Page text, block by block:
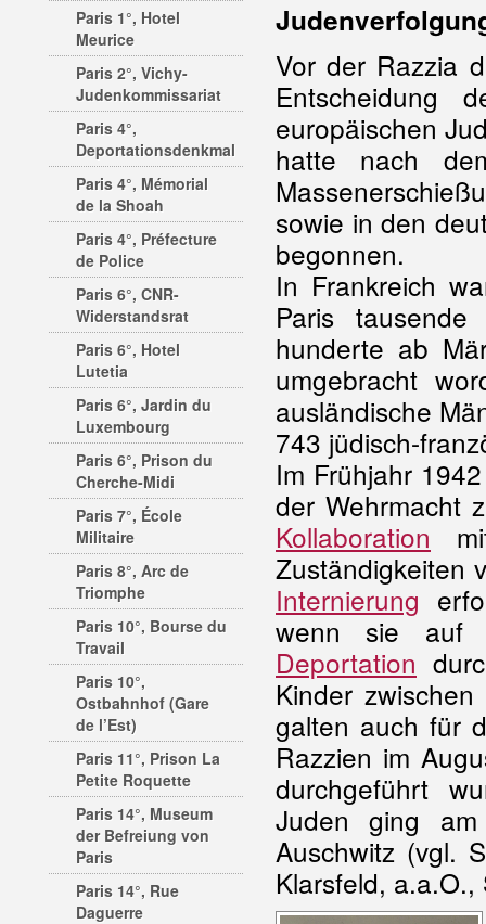
Paris 1°, Hotel
Meurice
Paris 2°, Vichy-
Judenkommissariat
Paris 4°,
Deportationsdenkmal
Paris 4°, Mémorial
de la Shoah
Paris 4°, Préfecture
de Police
Paris 6°, CNR-
Widerstandsrat
Paris 6°, Hotel
Lutetia
Paris 6°, Jardin du
Luxembourg
Paris 6°, Prison du
Cherche-Midi
Paris 7°, École
Militaire
Paris 8°, Arc de
Triomphe
Paris 10°, Bourse du
Travail
Paris 10°,
Ostbahnhof (Gare
de l’Est)
Paris 11°, Prison La
Petite Roquette
Paris 14°, Museum
der Befreiung von
Paris
Paris 14°, Rue
Daguerre
Vor der Razzia
Entscheidung
europäischen
hatte nach
sowie in den
begonnen.
In Frankreich
Paris
hunderte ab
umgebracht
ausländische
743 jüdisch-
Im Frühjahr
der Wehrmacht
Kollaboration
Zuständigkeiten
Internierung
wenn sie auf
Deportation
Kinder
galten auch für
Razzien im
durchgeführt
Juden ging
Auschwitz (vgl.
Klarsfeld,